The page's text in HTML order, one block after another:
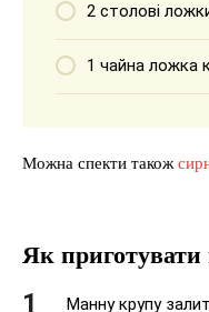
2 столові
1 чайна ложка
Можна спекти також
Як
Манну крупу